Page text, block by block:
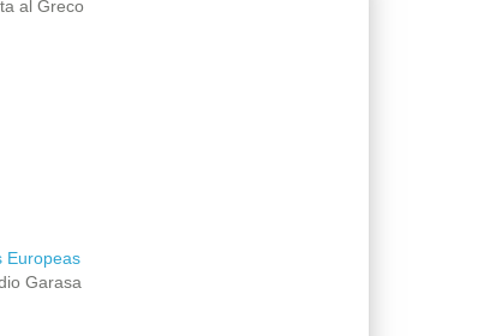
al Greco
Europeas
Garasa